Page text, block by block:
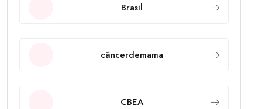
Brasil
câncerdemama
CBEA